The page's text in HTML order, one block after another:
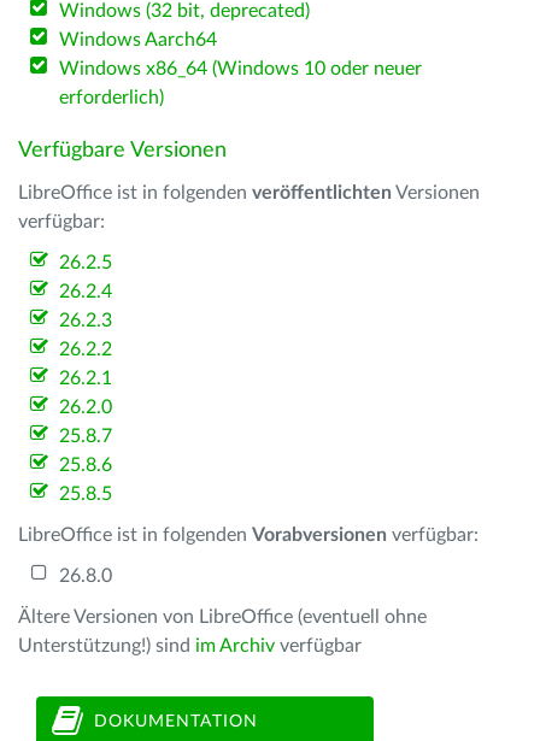
Windows (32 bit, deprecated)
Windows Aarch64
Windows x86_64 (Windows 10 oder neuer
erforderlich)
Verfügbare Versionen
LibreOffice ist in folgenden veröffentlichten Versionen
verfügbar:
26.2.5
26.2.4
26.2.3
26.2.2
26.2.1
26.2.0
25.8.7
25.8.6
25.8.5
LibreOffice ist in folgenden Vorabversionen verfügbar:
26.8.0
Ältere Versionen von LibreOffice (eventuell ohne
Unterstützung!) sind im Archiv verfügbar
DOKUMENTATION